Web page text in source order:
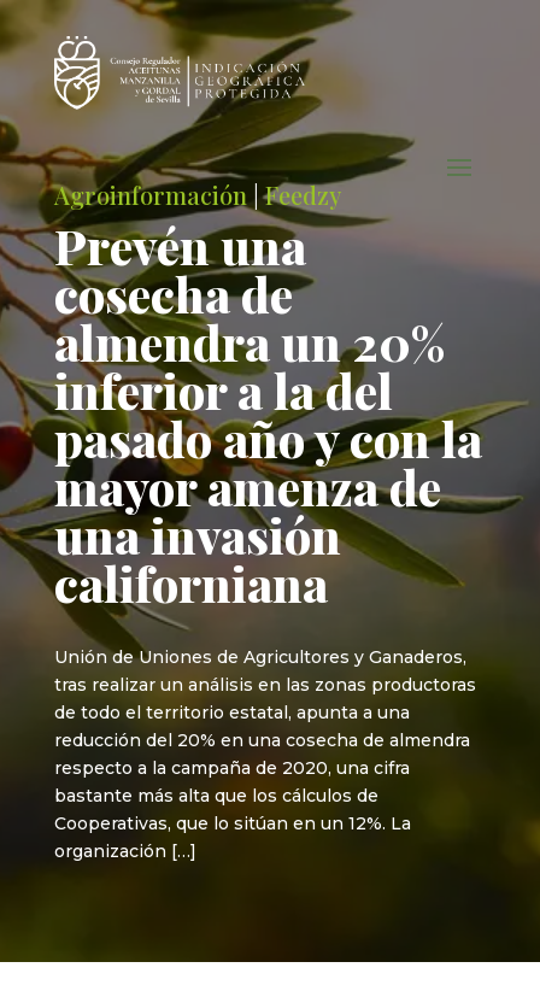
Agroinformación |Feedzy
Prevén una
cosecha de
almendra un 20%
inferior a la del
pasado año y con la
mayor amenza de
una invasión
californiana
Unión de Uniones de Agricultores y Ganaderos,
tras realizar un análisis en las zonas productoras
de todo el territorio estatal, apunta a una
reducción del 20% en una cosecha de almendra
respecto a la campaña de 2020, una cifra
bastante más alta que los cálculos de
Cooperativas, que lo sitúan en un 12%. La
organización […]